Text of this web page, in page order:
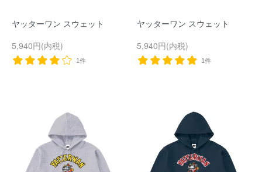
ヤッターワン スウェット
5,940円(内税)
1件
ヤッターワン スウェット
5,940円(内税)
1件